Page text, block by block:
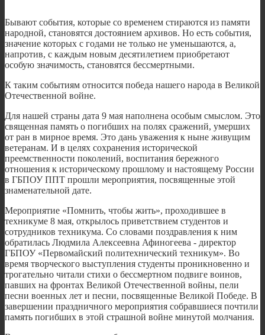
Бывают события, которые со временем стираются из памяти
народной, становятся достоянием архивов. Но есть события,
значение которых с годами не только не уменьшаются, а,
напротив, с каждым новым десятилетием приобретают
особую значимость, становятся бессмертными.
К таким событиям относится победа нашего народа в Великой
Отечественной войне.
Для нашей страны дата 9 мая наполнена особым смыслом. Это
священная память о погибших на полях сражений, умерших
от ран в мирное время. Это дань уважения к ныне живущим
ветеранам. И в целях сохранения исторической
преемственности поколений, воспитания бережного
отношения к историческому прошлому и настоящему России
в ГБПОУ ППТ прошли мероприятия, посвященные этой
знаменательной дате.
Мероприятие «Помнить, чтобы жить», проходившее в
техникуме 8 мая, открылось приветствием студентов и
сотрудников техникума. Со словами поздравления к ним
обратилась Людмила Алексеевна Афиногеева - директор
ГБПОУ «Первомайский политехнический техникум». Во
время творческого выступления студенты проникновенно и
трогательно читали стихи о бессмертном подвиге воинов,
павших на фронтах Великой Отечественной войны, пели
песни военных лет и песни, посвященные Великой Победе. В
завершении праздничного мероприятия собравшиеся почтили
память погибших в этой страшной войне минутой молчания.